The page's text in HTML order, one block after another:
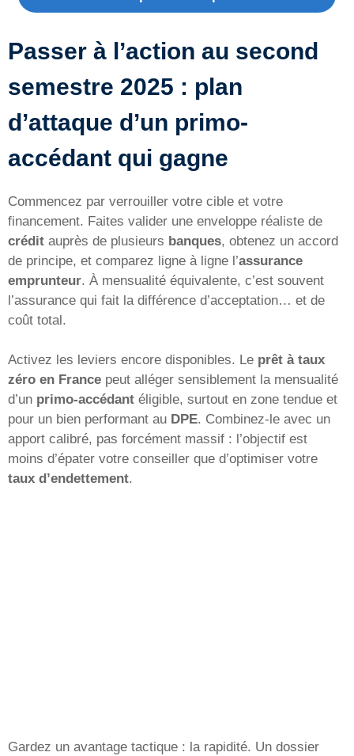
Passer à l’action au second
semestre 2025 : plan
d’attaque d’un primo-
accédant qui gagne
Commencez par verrouiller votre cible et votre
financement. Faites valider une enveloppe réaliste de
crédit auprès de plusieurs banques, obtenez un accord
de principe, et comparez ligne à ligne l’assurance
emprunteur. À mensualité équivalente, c’est souvent
l’assurance qui fait la différence d’acceptation… et de
coût total.
Activez les leviers encore disponibles. Le prêt à taux
zéro en France peut alléger sensiblement la mensualité
d’un primo-accédant éligible, surtout en zone tendue et
pour un bien performant au DPE. Combinez-le avec un
apport calibré, pas forcément massif : l’objectif est
moins d’épater votre conseiller que d’optimiser votre
taux d’endettement.
Gardez un avantage tactique : la rapidité. Un dossier